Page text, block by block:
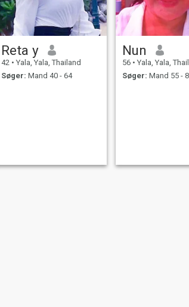
venlighed og følelsesmæssig
tilknytning i forhold. For mig
handler kærlighed ikke kun
om lidenskab, men også om
drømmer om at møde en
mand, med hvem vi kan
bygge noget rigtigt rejse
sammen, nyde stille aftener,
Reta y
42 • Yala, Yala, Thailand
Søger: Mand 40 - 64
Nun
56 • Yala, Yala,
Søger: Mand 55 -